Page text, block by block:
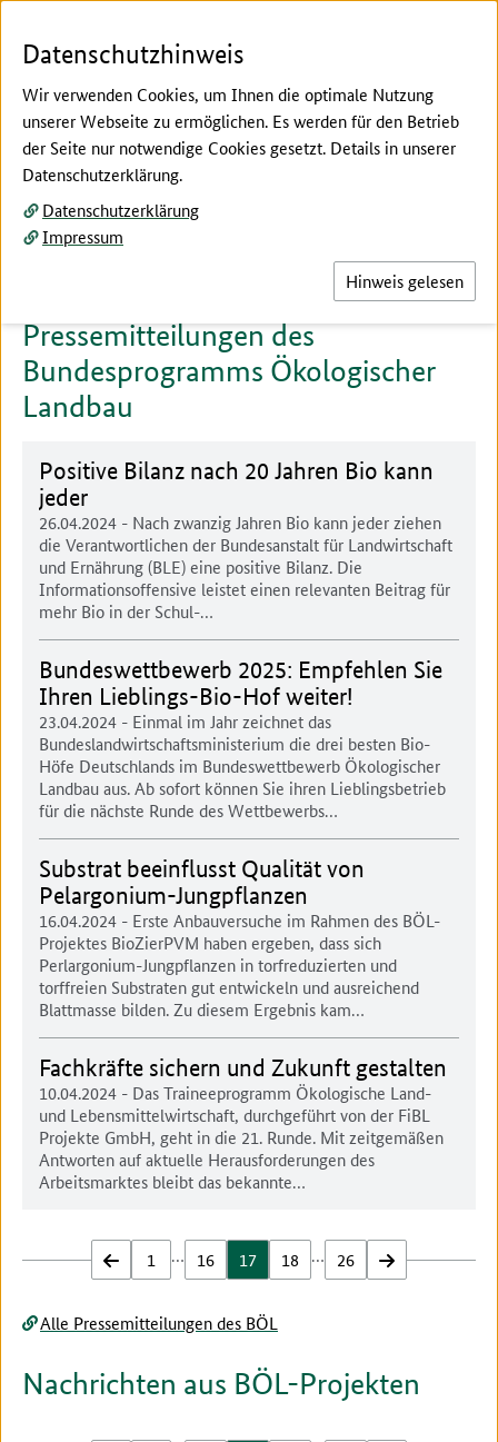
Hier beginnt der Hauptinhalt dieser Seite
Aktuelles
Pressemitteilungen des
Bundesprogramms Ökologischer
Landbau
Positive Bilanz nach 20 Jahren Bio kann
jeder
26.04.2024 - Nach zwanzig Jahren Bio kann jeder ziehen
die Verantwortlichen der Bundesanstalt für Landwirtschaft
und Ernährung (BLE) eine positive Bilanz. Die
Informationsoffensive leistet einen relevanten Beitrag für
mehr Bio in der Schul-…
Bundeswettbewerb 2025: Empfehlen Sie
Ihren Lieblings-Bio-Hof weiter!
23.04.2024 - Einmal im Jahr zeichnet das
Bundeslandwirtschaftsministerium die drei besten Bio-
Höfe Deutschlands im Bundeswettbewerb Ökologischer
Landbau aus. Ab sofort können Sie ihren Lieblingsbetrieb
für die nächste Runde des Wettbewerbs…
Substrat beeinflusst Qualität von
Pelargonium-Jungpflanzen
16.04.2024 - Erste Anbauversuche im Rahmen des BÖL-
Projektes BioZierPVM haben ergeben, dass sich
Perlargonium-Jungpflanzen in torfreduzierten und
torffreien Substraten gut entwickeln und ausreichend
Blattmasse bilden. Zu diesem Ergebnis kam…
Fachkräfte sichern und Zukunft gestalten
10.04.2024 - Das Traineeprogramm Ökologische Land-
und Lebensmittelwirtschaft, durchgeführt von der FiBL
Projekte GmbH, geht in die 21. Runde. Mit zeitgemäßen
Antworten auf aktuelle Herausforderungen des
Arbeitsmarktes bleibt das bekannte…
zurück
1 … 16 17 18 … 26 vor
Alle Pressemitteilungen des BÖL
Nachrichten aus BÖL-Projekten
Datenschutzhinweis
Wir verwenden Cookies, um Ihnen die optimale Nutzung
unserer Webseite zu ermöglichen. Es werden für den Betrieb
der Seite nur notwendige Cookies gesetzt. Details in unserer
Datenschutzerklärung.
Datenschutzerklärung
Impressum
Hinweis gelesen